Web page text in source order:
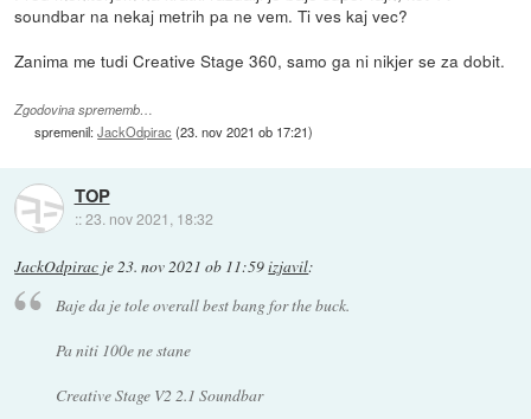
soundbar na nekaj metrih pa ne vem. Ti ves kaj vec?
Zanima me tudi Creative Stage 360, samo ga ni nikjer se za dobit.
Zgodovina sprememb…
spremenil:JackOdpirac (23. nov 2021 ob 17:21)
TOP
::23. nov 2021, 18:32
JackOdpirac je23. nov 2021 ob 11:59izjavil:
Baje da je tole overall best bang for the buck.
Pa niti 100e ne stane
Creative Stage V2 2.1 Soundbar